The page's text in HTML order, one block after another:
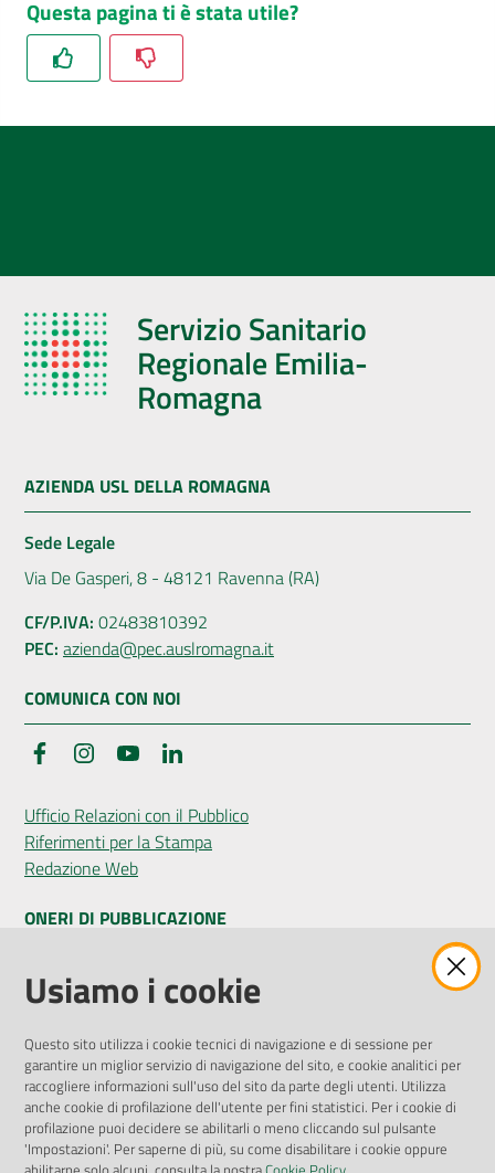
Questa pagina ti è stata utile?
Servizio Sanitario
Regionale Emilia-
Romagna
AZIENDA USL DELLA ROMAGNA
Sede Legale
Via De Gasperi, 8 - 48121 Ravenna (RA)
CF/P.IVA: 02483810392
PEC: azienda@pec.auslromagna.it
COMUNICA CON NOI
FacebookInstagramYouTube
Ufficio Relazioni con il Pubblico
Riferimenti per la Stampa
Redazione Web
ONERI DI PUBBLICAZIONE
Amministrazione Trasparente
Pubblicità legale
Privacy Policy
Attuazione Misure PNRR
Liste di Attesa
ENTI, IMPRESE E PARTNER
Usiamo i cookie
Questo sito utilizza i cookie tecnici di navigazione e di sessione per
garantire un miglior servizio di navigazione del sito, e cookie analitici per
raccogliere informazioni sull'uso del sito da parte degli utenti. Utilizza
anche cookie di profilazione dell'utente per fini statistici. Per i cookie di
profilazione puoi decidere se abilitarli o meno cliccando sul pulsante
'Impostazioni'. Per saperne di più, su come disabilitare i cookie oppure